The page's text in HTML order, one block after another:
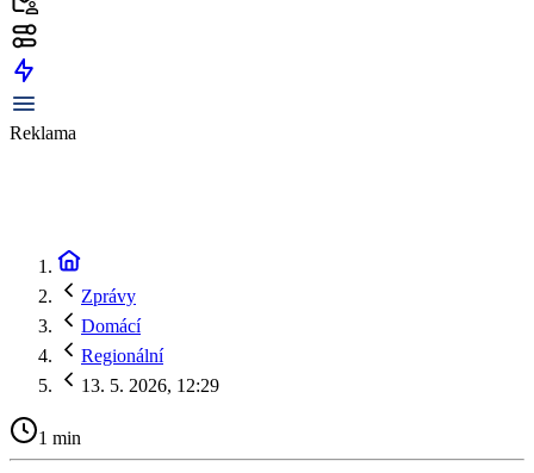
Reklama
Zprávy
Domácí
Regionální
13. 5. 2026, 12:29
1 min